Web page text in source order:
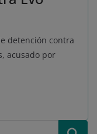
detención contra
acusado por